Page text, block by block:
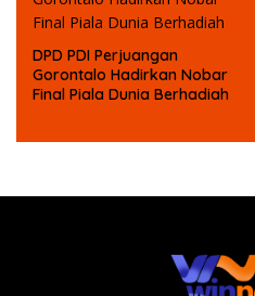
DPD PDI Perjuangan
Gorontalo Hadirkan Nobar
Final Piala Dunia Berhadiah